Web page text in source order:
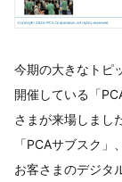
今期の大きなトピ
開催している「
さまが来場しまし
「PCAサブスク
お客さまのデジタ